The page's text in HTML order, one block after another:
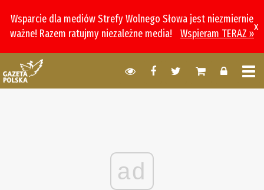
Wsparcie dla mediów Strefy Wolnego Słowa jest niezmiernie
ważne! Razem ratujmy niezależne media!
Wspieram TERAZ »
x
ad